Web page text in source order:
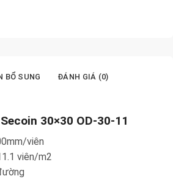
BỔ SUNG ĐÁNH GIÁ (0)
30×30 OD-30-11
viên
viên/m2